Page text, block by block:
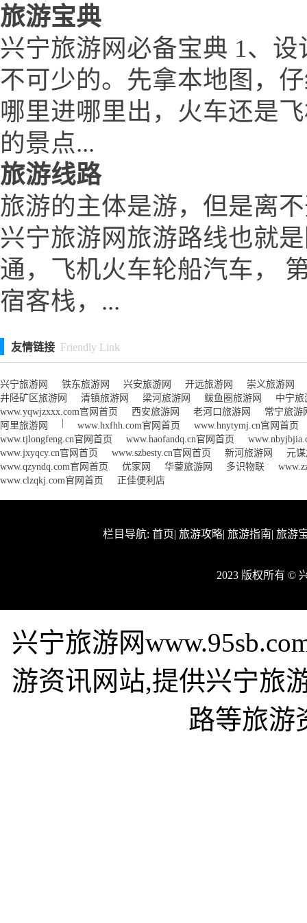
旅游宝典
兴宁旅游网必备宝典 1、
不可少的。先拿本地图，
哪里进哪里出，火车还是
的景点...
旅游线路
旅游的主体是游，但是离
兴宁旅游网旅游路线也就
通，飞机火车轮船汽车，
宿客栈，...
友情链接 Friendly Link
兴宁旅游网 铁东旅游网 兴安旅游网 开远旅游网
崇义旅游网
井陉矿区旅游网
清镇旅游网 梁河旅游网 鲅鱼圈旅游网
中宁旅
www.yqwjzxxx.com官网首页
西安旅游网 老河口旅游网
常宁旅游
阿里旅游网
www.hxfhh.com官网首页
www.hnytymj.cn官网首页
www.tjlongfeng.cn官网首页
www.haofandq.cn官网首页
www.jxyqcy.cn官网首页
www.szbesty.cn官网首页 新河旅游网
元
www.qzyndq.com官网首页
优家网 华蓥旅游网 多识物联
www.clzqkj.com官网首页
正佳便利店
栏目导航: 首页| 旅游攻略| 旅游指南| 旅游
2023 版权所有 ©
兴宁旅游网
游资讯网站,提供兴宁旅
路等旅游